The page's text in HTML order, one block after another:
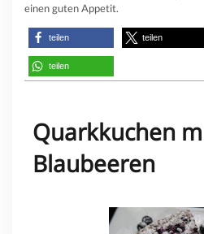
einen guten Appetit.
teilen teilen
teilen
Quarkkuchen
Blaubeeren